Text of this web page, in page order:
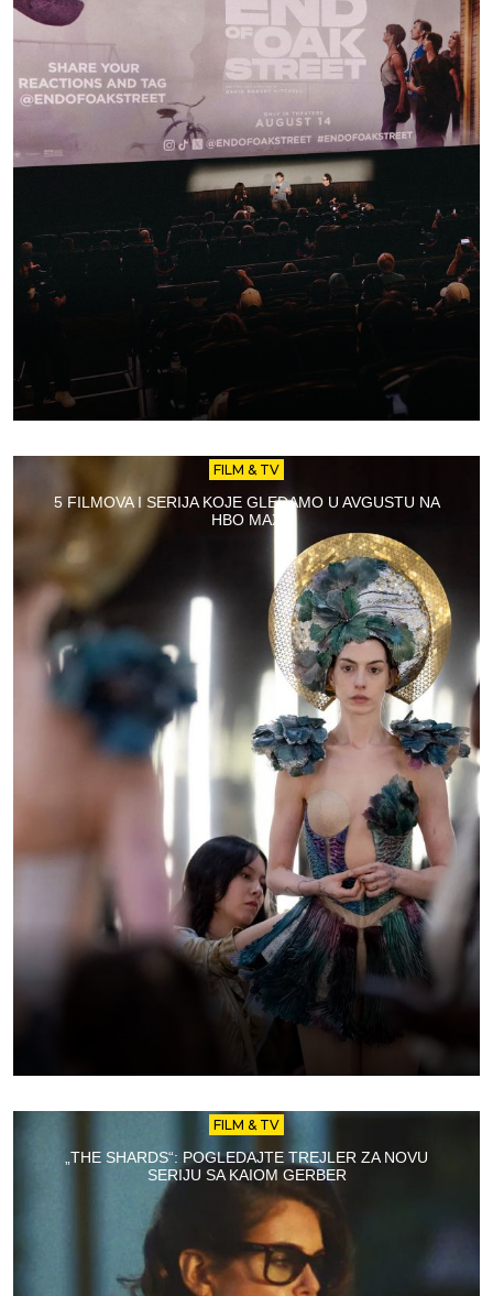
FILM & TV
5 FILMOVA I SERIJA KOJE GLEDAMO U AVGUSTU NA
HBO MAX
FILM & TV
„THE SHARDS“: POGLEDAJTE TREJLER ZA NOVU
SERIJU SA KAIOM GERBER